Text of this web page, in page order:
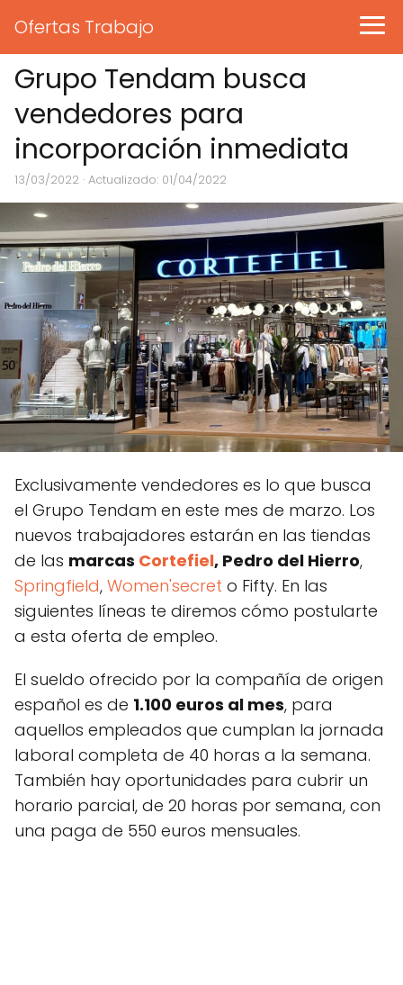
Ofertas Trabajo
Grupo Tendam busca
vendedores para
incorporación inmediata
13/03/2022 · Actualizado: 01/04/2022
Exclusivamente vendedores es lo que busca
el Grupo Tendam en este mes de marzo. Los
nuevos trabajadores estarán en las tiendas
de las marcas Cortefiel, Pedro del Hierro,
Springfield, Women'secret o Fifty. En las
siguientes líneas te diremos cómo postularte
a esta oferta de empleo.
El sueldo ofrecido por la compañía de origen
español es de 1.100 euros al mes, para
aquellos empleados que cumplan la jornada
laboral completa de 40 horas a la semana.
También hay oportunidades para cubrir un
horario parcial, de 20 horas por semana, con
una paga de 550 euros mensuales.